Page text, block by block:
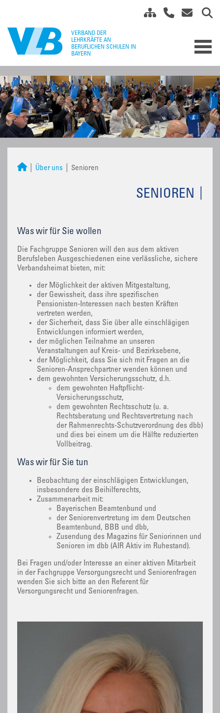
Über uns Senioren
SENIOREN
Was wir für Sie wollen
Die Fachgruppe Senioren will den aus dem aktiven
Berufsleben Ausgeschiedenen eine verlässliche, sichere
Verbandsheimat bieten, mit:
der Möglichkeit der aktiven Mitgestaltung,
der Gewissheit, dass ihre spezifischen
Pensionisten-Interessen nach besten Kräften
vertreten werden,
der Sicherheit, dass Sie über alle einschlägigen
Entwicklungen informiert werden,
der möglichen Teilnahme an unseren
Veranstaltungen auf Kreis- und Bezirksebene,
der Möglichkeit, dass Sie sich mit Fragen an die
Senioren-Ansprechpartner wenden können und
dem gewohnten Versicherungsschutz, d.h.
dem gewohnten Haftpflicht-
Versicherungsschutz,
dem gewohnten Rechtsschutz (u. a.
Rechtsberatung und Rechtsvertretung nach
der Rahmenrechts-Schutzverordnung des dbb)
und dies bei einem um die Hälfte reduzierten
Vollbeitrag.
Was wir für Sie tun
Beobachtung der einschlägigen Entwicklungen,
insbesondere des Beihilferechts,
Zusammenarbeit mit:
Bayerischen Beamtenbund und
der Seniorenvertretung im dem Deutschen
Beamtenbund, BBB und dbb,
Zusendung des Magazins für Seniorinnen und
Senioren im dbb (AIR Aktiv im Ruhestand).
Bei Fragen und/oder Interesse an einer aktiven Mitarbeit
in der Fachgruppe Versorgungsrecht und Seniorenfragen
wenden Sie sich bitte an den Referent für
Versorgungsrecht und Seniorenfragen.